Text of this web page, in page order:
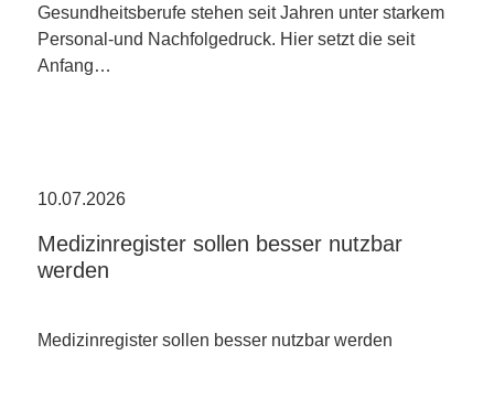
Gesundheitsberufe stehen seit Jahren unter starkem
Personal-und Nachfolgedruck. Hier setzt die seit
Anfang…
10.07.2026
Medizinregister sollen besser nutzbar
werden
Medizinregister sollen besser nutzbar werden